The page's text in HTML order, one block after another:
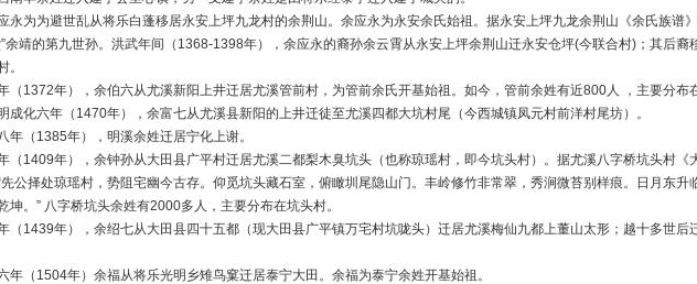
永为为避世乱从将乐白蓬移居永安上坪九龙村的余荆山。余应永为永安余氏始祖。据永安上坪九龙余荆山《余氏族谱
”余靖的第九世孙。洪武年间（1368-1398年），余应永的裔孙余云霄从永安上坪余荆山迁永安仓坪(今联合村)；其后裔
。
（1372年），余伯六从尤溪新阳上井迁居尤溪管前村，为管前余氏开基始祖。如今，管前余姓有近800人 ，主要分布
成化六年（1470年），余富七从尤溪县新阳的上井迁徒至尤溪四都大坑村尾（今西城镇凤元村前洋村尾坊）。
年（1385年），明溪余姓迁居宁化上谢。
（1409年），余钟孙从大田县广平村迁居尤溪二都梨木臭坑头（也称琼瑶村，即今坑头村）。据尤溪八字桥坑头村《
先公择处琼瑶村，势阻宅幽今古存。仰觅坑头藏石室，俯瞰圳尾隐山门。丰岭修竹非常翠，秀涧微苔别样痕。日月东升
坤。” 八字桥坑头余姓有2000多人，主要分布在坑头村。
（1439年），余绍七从大田县四十五都（现大田县广平镇万宅村坑咙头）迁居尤溪梅仙九都上董山太形；越十多世后
年（1504年）余福从将乐光明乡雉鸟窠迁居泰宁大田。余福为泰宁余姓开基始祖。